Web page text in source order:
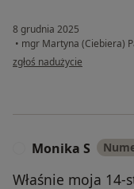
8 grudnia 2025
• mgr Martyna (Ciebiera)
w opinii użytkownika Monika
zgłoś nadużycie
Monika S
Właśnie moja 14-